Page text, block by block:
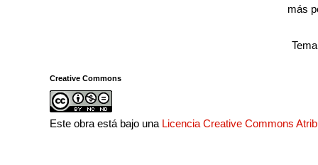
más
Creative Commons
Este obra está bajo una Licencia Creative Commons